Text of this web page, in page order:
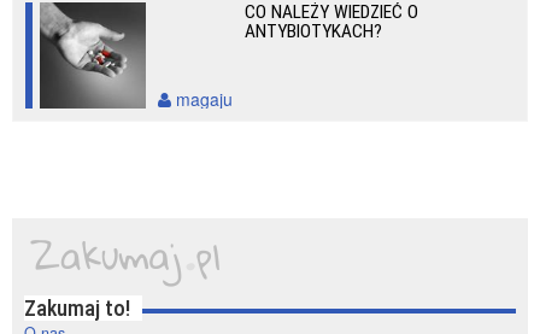
CO NALEŻY WIEDZIEĆ O
ANTYBIOTYKACH?
magaju
Zakumaj to!